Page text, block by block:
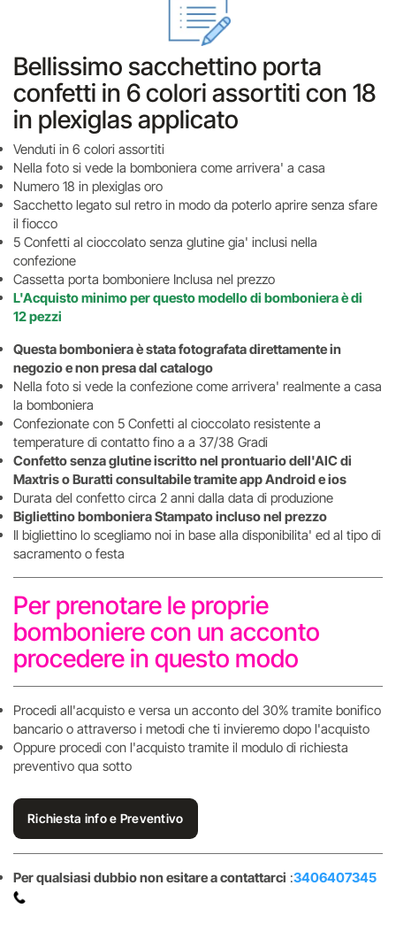
Bellissimo sacchettino porta
confetti in 6 colori assortiti con 18
in plexiglas applicato
Venduti in 6 colori assortiti
Nella foto si vede la bomboniera come arrivera' a casa
Numero 18 in plexiglas oro
Sacchetto legato sul retro in modo da poterlo aprire senza sfare
il fiocco
5 Confetti al cioccolato senza glutine gia' inclusi nella
confezione
Cassetta porta bomboniere Inclusa nel prezzo
L'Acquisto minimo per questo modello di bomboniera è di
12 pezzi
Questa bomboniera è stata fotografata direttamente in
negozio e non presa dal catalogo
Nella foto si vede la confezione come arrivera' realmente a casa
la bomboniera
Confezionate con 5 Confetti al cioccolato resistente a
temperature di contatto fino a a 37/38 Gradi
Confetto senza glutine iscritto nel prontuario dell'AIC di
Maxtris o Buratti consultabile tramite app Android e ios
Durata del confetto circa 2 anni dalla data di produzione
Bigliettino bomboniera Stampato incluso nel prezzo
Il bigliettino lo scegliamo noi in base alla disponibilita' ed al tipo di
sacramento o festa
Per prenotare le proprie
bomboniere con un acconto
procedere in questo modo
Procedi all'acquisto e versa un acconto del 30% tramite bonifico
bancario o attraverso i metodi che ti invieremo dopo l'acquisto
Oppure procedi con l'acquisto tramite il modulo di richiesta
preventivo qua sotto
Richiesta info e Preventivo
Per qualsiasi dubbio non esitare a contattarci :3406407345